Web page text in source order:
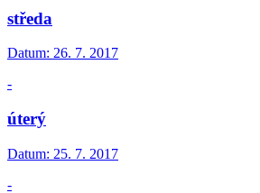
středa
Datum: 26. 7. 2017
-
úterý
Datum: 25. 7. 2017
-